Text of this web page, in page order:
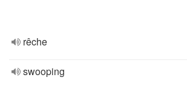
rêche
swooping